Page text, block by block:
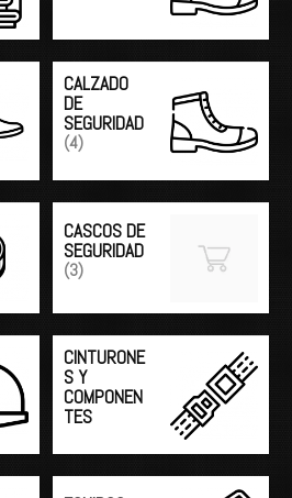
CALZADO
DE
SEGURIDAD
(4)
CASCOS DE
SEGURIDAD
(3)
CINTURONE
S Y
COMPONEN
TES